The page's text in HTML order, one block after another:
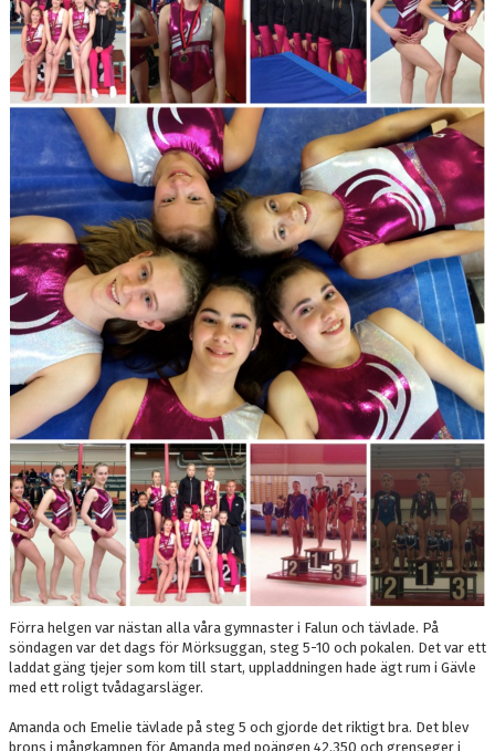
DOKUMENT
BOKNING
FRITIDSKORTET
VÅRA GULDSTÖDMEDLEMMAR
Förra helgen var nästan alla våra gymnaster i Falun och tävlade. På
söndagen var det dags för Mörksuggan, steg 5-10 och pokalen. Det var ett
laddat gäng tjejer som kom till start, uppladdningen hade ägt rum i Gävle
med ett roligt tvådagarsläger.
Amanda och Emelie tävlade på steg 5 och gjorde det riktigt bra. Det blev
brons i mångkampen för Amanda med poängen 42,350 och grenseger i